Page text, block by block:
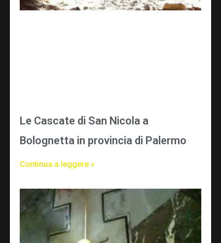
Le Cascate di San Nicola a
Bolognetta in provincia di Palermo
Continua a leggere »